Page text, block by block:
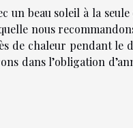
un beau soleil à la
nous
de chaleur pendant le
dans l’obligation